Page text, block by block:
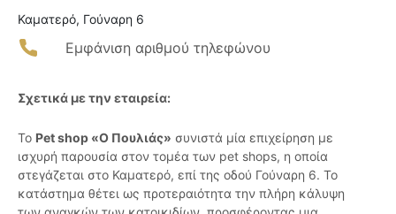
Καματερό, Γούναρη 6
Εμφάνιση αριθμού τηλεφώνου
Σχετικά με την εταιρεία:
Το Pet shop «Ο Πουλιάς» συνιστά μία επιχείρηση με
ισχυρή παρουσία στον τομέα των pet shops, η οποία
στεγάζεται στο Καματερό, επί της οδού Γούναρη 6. Το
κατάστημα θέτει ως προτεραιότητα την πλήρη κάλυψη